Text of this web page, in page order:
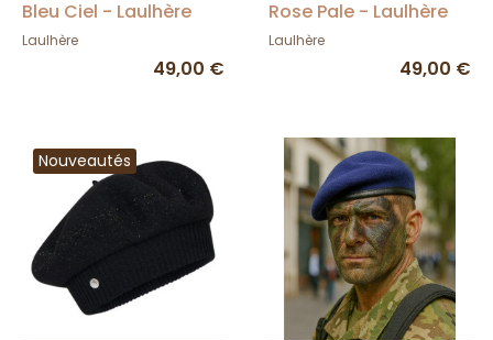
Bleu Ciel - Laulhère
Laulhère
49,00 €
Rose Pale - Laulhère
Laulhère
49,00 €
Nouveautés